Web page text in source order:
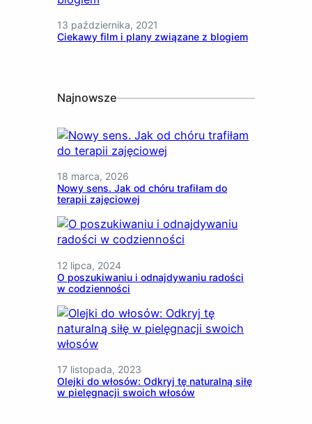
13 października, 2021
Ciekawy film i plany związane z blogiem
Najnowsze
18 marca, 2026
Nowy sens. Jak od chóru trafiłam do
terapii zajęciowej
12 lipca, 2024
O poszukiwaniu i odnajdywaniu radości
w codzienności
17 listopada, 2023
Olejki do włosów: Odkryj tę naturalną siłę
w pielęgnacji swoich włosów